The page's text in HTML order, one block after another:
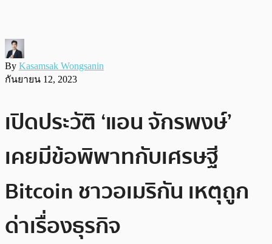
By Kasamsak Wongsanin
กันยายน 12, 2023
เปิดประวัติ ‘แอน จักรพงษ์’
เคยมีข้อพิพาทกับเศรษฐี
Bitcoin ชาวอเมริกัน เหตุถูก
ด่าเรื่องธุรกิจ